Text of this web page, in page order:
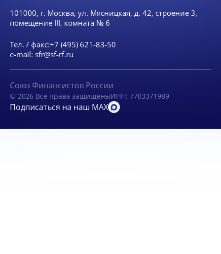
101000, г. Москва, ул. Мясницкая, д. 42, строение 3,
помещение III, комната № 6
Тел. / факс:+7 (495) 621-83-50
e-mail: sfr@sf-rf.ru
Союз Финансистов России
© 2026 Все права защищеныИНН: 7703371989
Подписаться на наш MAX